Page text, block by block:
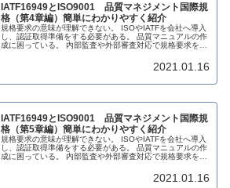
IATF16949とISO9001 品質マネジメント国際規
格（第4章編）簡単にわかりやすく紹介
規格要求の意味が理解できない。 ISOやIATFを会社へ導入
し、認証取得準備をする必要がある。 品質マニュアルの作
成に困っている。 内部監査や外部審査対応で規格要求を理
2021.01.16
IATF16949とISO9001 品質マネジメント国際規
格（第5章編）簡単にわかりやすく紹介
規格要求の意味が理解できない。 ISOやIATFを会社へ導入
し、認証取得準備をする必要がある。 品質マニュアルの作
成に困っている。 内部監査や外部審査対応で規格要求を理
2021.01.16